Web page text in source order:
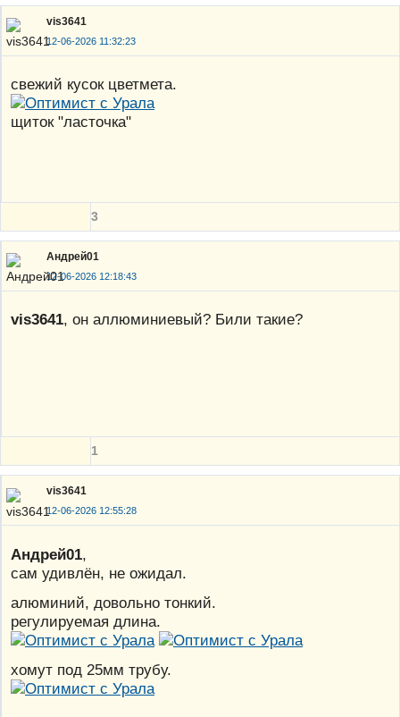
vis3641
12-06-2026 11:32:23
свежий кусок цветмета.
щиток "ласточка"
3
Андрей01
12-06-2026 12:18:43
vis3641, он аллюминиевый? Били такие?
1
vis3641
12-06-2026 12:55:28
Андрей01,
сам удивлëн, не ожидал.
алюминий, довольно тонкий.
регулируемая длина.
хомут под 25мм трубу.